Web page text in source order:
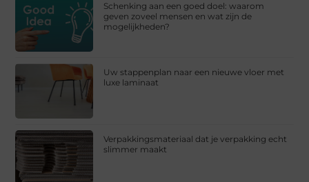
Schenking aan een goed doel: waarom
geven zoveel mensen en wat zijn de
mogelijkheden?
Uw stappenplan naar een nieuwe vloer met
luxe laminaat
Verpakkingsmateriaal dat je verpakking echt
slimmer maakt